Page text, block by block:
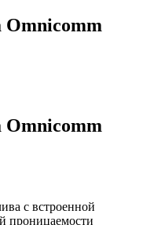
Omnicomm
Omnicomm
с встроенной
проницаемости